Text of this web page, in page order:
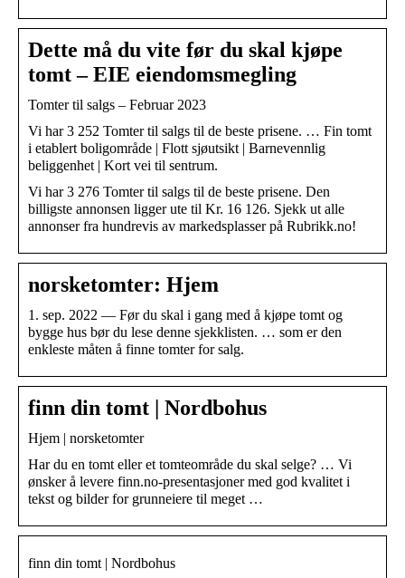
Dette må du vite før du skal kjøpe
tomt – EIE eiendomsmegling
Tomter til salgs – Februar 2023
Vi har 3 252 Tomter til salgs til de beste prisene. … Fin tomt
i etablert boligområde | Flott sjøutsikt | Barnevennlig
beliggenhet | Kort vei til sentrum.
Vi har 3 276 Tomter til salgs til de beste prisene. Den
billigste annonsen ligger ute til Kr. 16 126. Sjekk ut alle
annonser fra hundrevis av markedsplasser på Rubrikk.no!
norsketomter: Hjem
1. sep. 2022 — Før du skal i gang med å kjøpe tomt og
bygge hus bør du lese denne sjekklisten. … som er den
enkleste måten å finne tomter for salg.
finn din tomt | Nordbohus
Hjem | norsketomter
Har du en tomt eller et tomteområde du skal selge? … Vi
ønsker å levere finn.no-presentasjoner med god kvalitet i
tekst og bilder for grunneiere til meget …
finn din tomt | Nordbohus